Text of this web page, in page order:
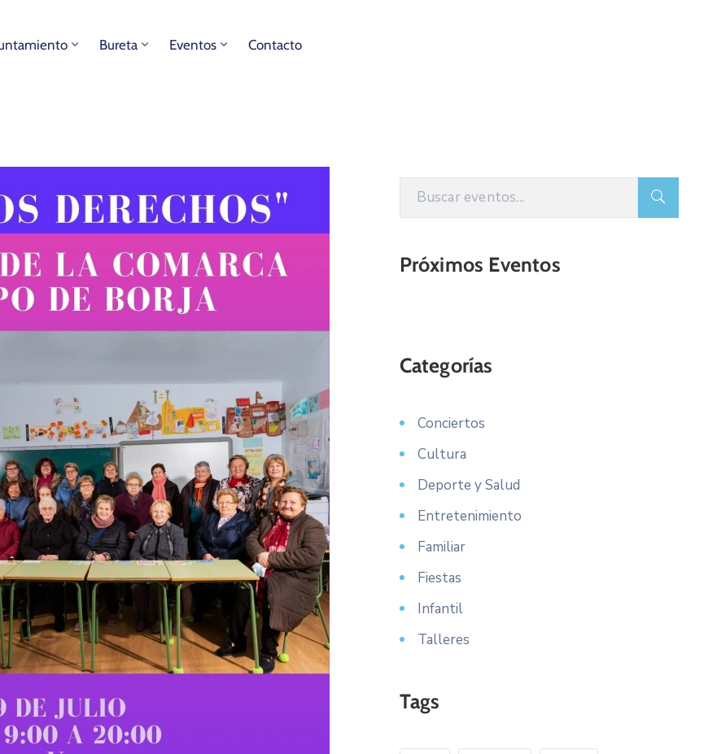
Bureta Eventos Contacto
Próximos Eventos
Categorías
Conciertos
Cultura
Deporte y Salud
Entretenimiento
Familiar
Fiestas
Infantil
Talleres
Tags